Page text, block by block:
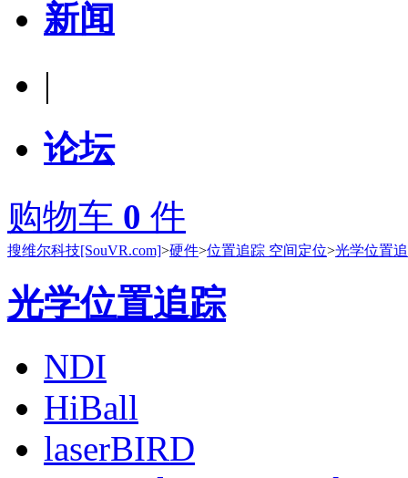
新闻
|
论坛
购物车 0 件
搜维尔科技[SouVR.com]>硬件>位置追踪 空间定位>光学位置
光学位置追踪
NDI
HiBall
laserBIRD